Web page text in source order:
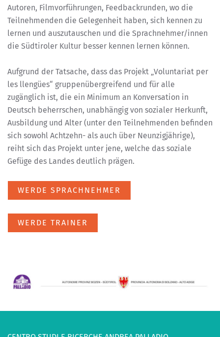
Autoren, Filmvorführungen, Feedbackrunden, wo die
Teilnehmenden die Gelegenheit haben, sich kennen zu
lernen und auszutauschen und die Sprachnehmer/innen
die Südtiroler Kultur besser kennen lernen können.
Aufgrund der Tatsache, dass das Projekt „Voluntariat per
les llengües“ gruppenübergreifend und für alle
zugänglich ist, die ein Minimum an Konversation in
Deutsch beherrschen, unabhängig von sozialer Herkunft,
Ausbildung und Alter (unter den Teilnehmenden befinden
sich sowohl Achtzehn- als auch über Neunzigjährige),
reiht sich das Projekt unter jene, welche das soziale
Gefüge des Landes deutlich prägen.
WERDE SPRACHNEHMER
WERDE TRAINER